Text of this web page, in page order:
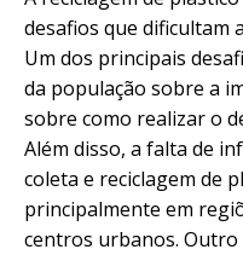
desafios que dificultam
Um dos principais
da população sobre a
sobre como realizar o
Além disso, a falta de
coleta e reciclagem de
principalmente em
centros urbanos. Outro